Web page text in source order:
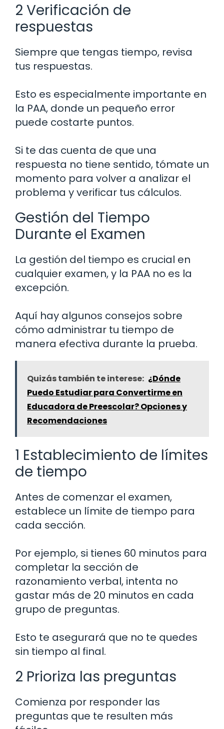
2 Verificación de
respuestas
Siempre que tengas tiempo, revisa
tus respuestas.
Esto es especialmente importante en
la PAA, donde un pequeño error
puede costarte puntos.
Si te das cuenta de que una
respuesta no tiene sentido, tómate un
momento para volver a analizar el
problema y verificar tus cálculos.
Gestión del Tiempo
Durante el Examen
La gestión del tiempo es crucial en
cualquier examen, y la PAA no es la
excepción.
Aquí hay algunos consejos sobre
cómo administrar tu tiempo de
manera efectiva durante la prueba.
Quizás también te interese: ¿Dónde
Puedo Estudiar para Convertirme en
Educadora de Preescolar? Opciones y
Recomendaciones
1 Establecimiento de límites
de tiempo
Antes de comenzar el examen,
establece un límite de tiempo para
cada sección.
Por ejemplo, si tienes 60 minutos para
completar la sección de
razonamiento verbal, intenta no
gastar más de 20 minutos en cada
grupo de preguntas.
Esto te asegurará que no te quedes
sin tiempo al final.
2 Prioriza las preguntas
Comienza por responder las
preguntas que te resulten más